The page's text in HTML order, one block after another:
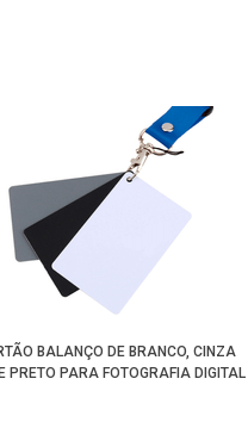
BALANÇO DE BRANCO, CINZA
PRETO PARA FOTOGRAFIA DIGITAL